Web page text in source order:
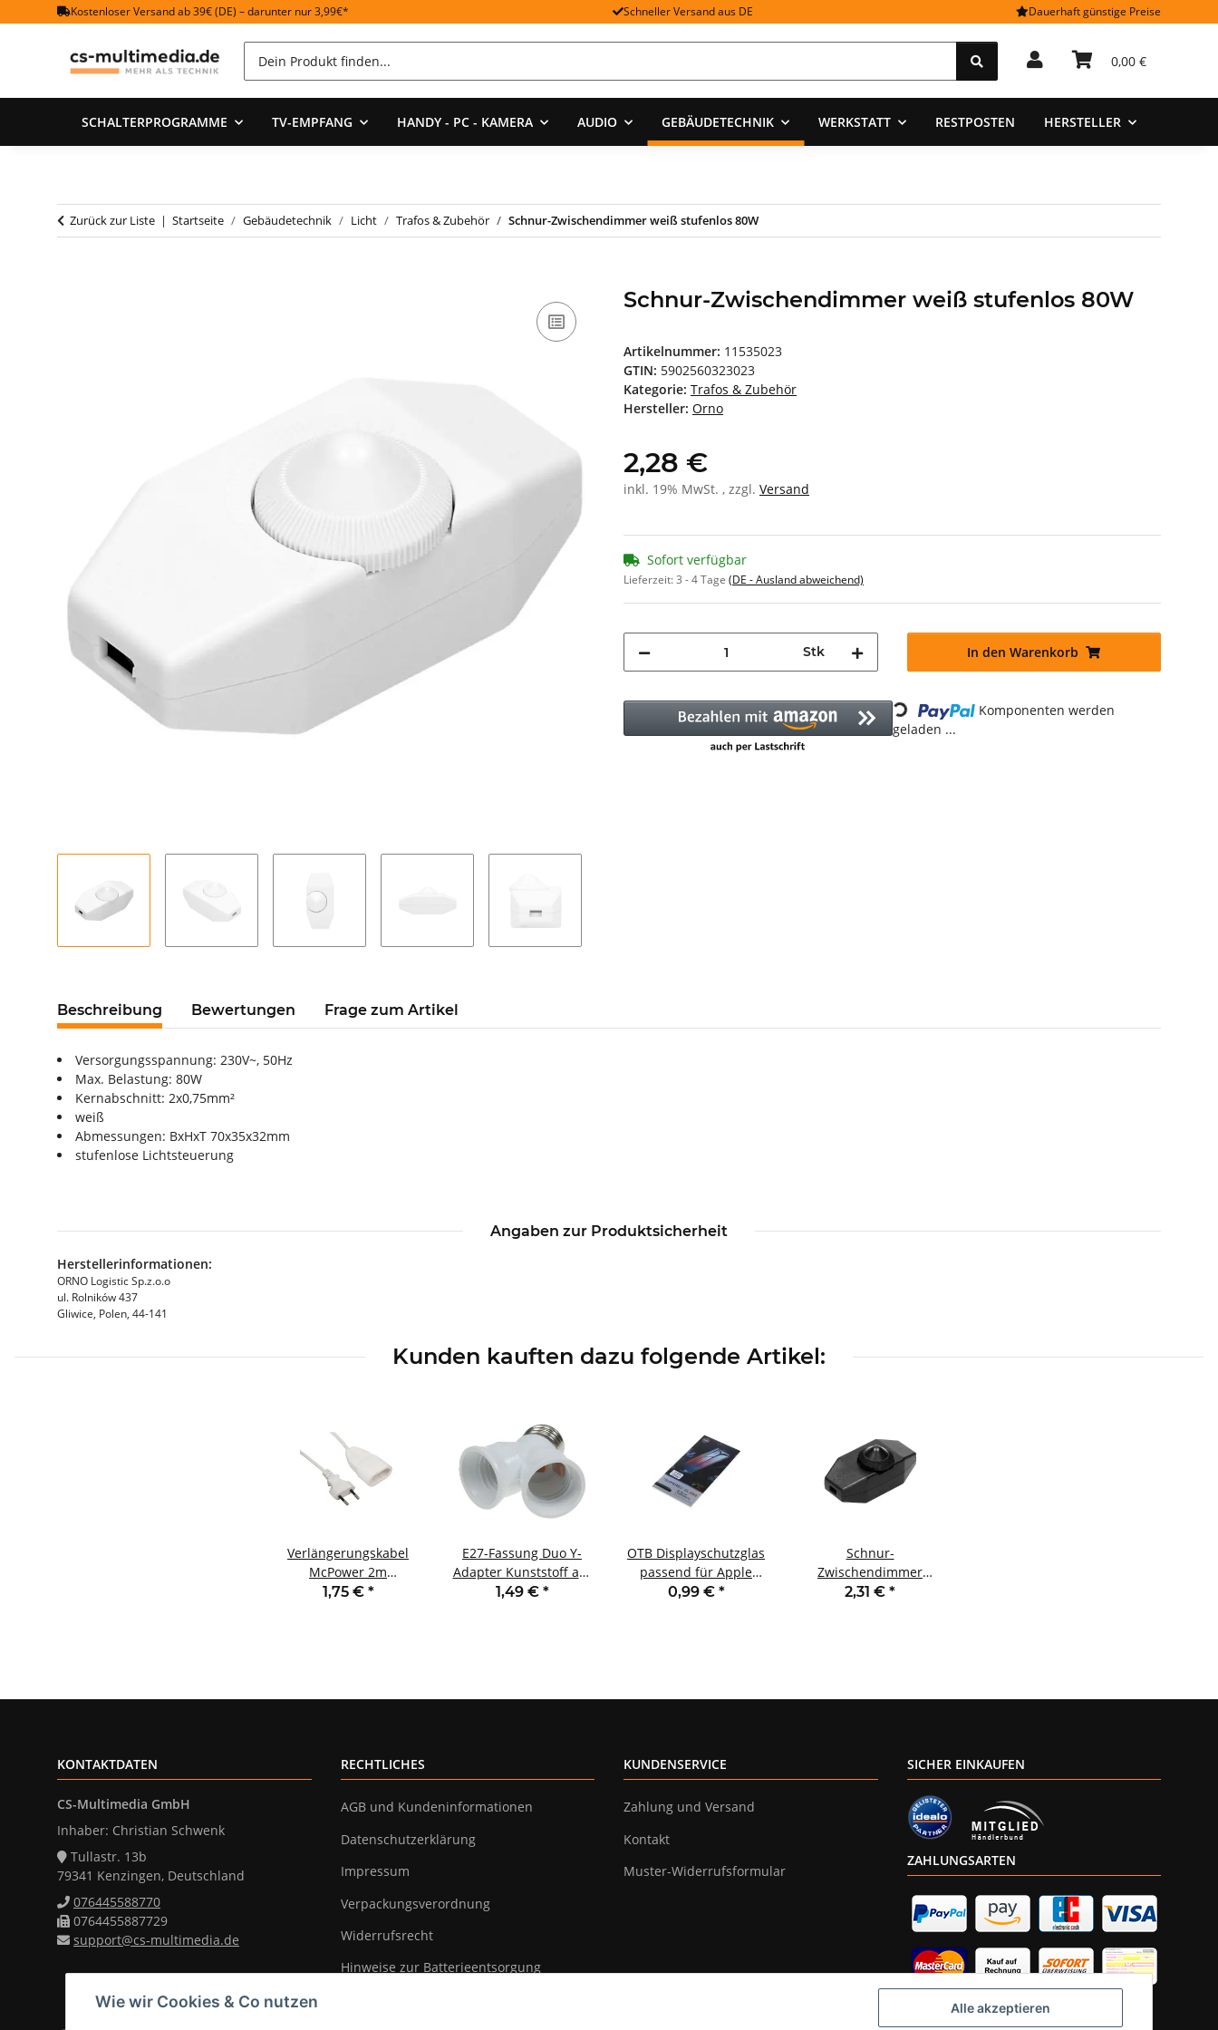
Alle akzeptieren
Wie wir Cookies & Co nutzen
Kostenloser Versand ab 39€ (DE) – darunter nur 3,99€* Schneller Versand aus DE Dauerhaft günstige Preise
0,00 €
SCHALTERPROGRAMME TV-EMPFANG HANDY - PC - KAMERA AUDIO GEBÄUDETECHNIK WERKSTATT RESTPOSTEN HERSTELLER
Zurück zur Liste Startseite Gebäudetechnik Licht Trafos & Zubehör Schnur-Zwischendimmer weiß stufenlos 80W
Schnur-Zwischendimmer weiß stufenlos 80W
Artikelnummer: 11535023
GTIN: 5902560323023
Kategorie: Trafos & Zubehör
Hersteller: Orno
2,28 €
inkl. 19% MwSt. , zzgl. Versand
Sofort verfügbar
Lieferzeit:3 - 4 Tage (DE - Ausland abweichend)
Stk In den Warenkorb
Loading...
Komponenten werden
geladen ...
Beschreibung Bewertungen Frage zum Artikel
Versorgungsspannung: 230V~, 50Hz
Max. Belastung: 80W
Kernabschnitt: 2x0,75mm²
weiß
Abmessungen: BxHxT 70x35x32mm
stufenlose Lichtsteuerung
Angaben zur Produktsicherheit
Herstellerinformationen:
ORNO Logistic Sp.z.o.o
ul. Rolników 437
Gliwice, Polen, 44-141
Kunden kauften dazu folgende Artikel:
Verlängerungskabel
McPower 2m
Eurostecker auf
1,75 € *
E27-Fassung Duo Y-
Adapter Kunststoff auf
2x E27-
1,49 € *
OTB Displayschutzglas
passend für Apple
iPhone 15 Pro - 2 Stück
0,99 € *
Schnur-
Zwischendimmer
schwarz stufenlos 80W
2,31 € *
KONTAKTDATEN
CS-Multimedia GmbH
Inhaber: Christian Schwenk
Tullastr. 13b
79341 Kenzingen, Deutschland
076445588770
0764455887729
support@cs-multimedia.de
RECHTLICHES
AGB und Kundeninformationen
Datenschutzerklärung
Impressum
Verpackungsverordnung
Widerrufsrecht
Hinweise zur Batterieentsorgung
KUNDENSERVICE
Zahlung und Versand
Kontakt
Muster-Widerrufsformular
SICHER EINKAUFEN
ZAHLUNGSARTEN